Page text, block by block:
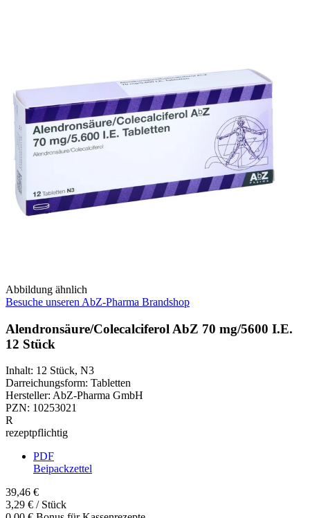
Abbildung ähnlich
Besuche unseren AbZ-Pharma Brandshop
Alendronsäure/Colecalciferol AbZ 70 mg/5600 I.E.
12 Stück
Inhalt: 12 Stück, N3
Darreichungsform: Tabletten
Hersteller: AbZ-Pharma GmbH
PZN: 10253021
R
rezeptpflichtig
PDF
Beipackzettel
39,46 €
3,29 € / Stück